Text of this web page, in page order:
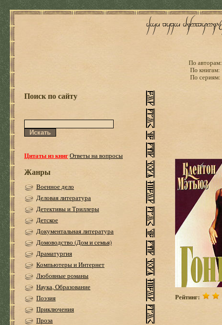
По авторам:
По книгам:
По сериям:
Поиск по сайту
Цитаты из книгОтветы на вопросы
Жанры
Военное дело
Деловая литература
Детективы и Триллеры
Детское
Документальная литература
Домоводство (Дом и семья)
Драматургия
Компьютеры и Интернет
Любовные романы
Наука, Образование
Поэзия
Приключения
Проза
Рейтинг: